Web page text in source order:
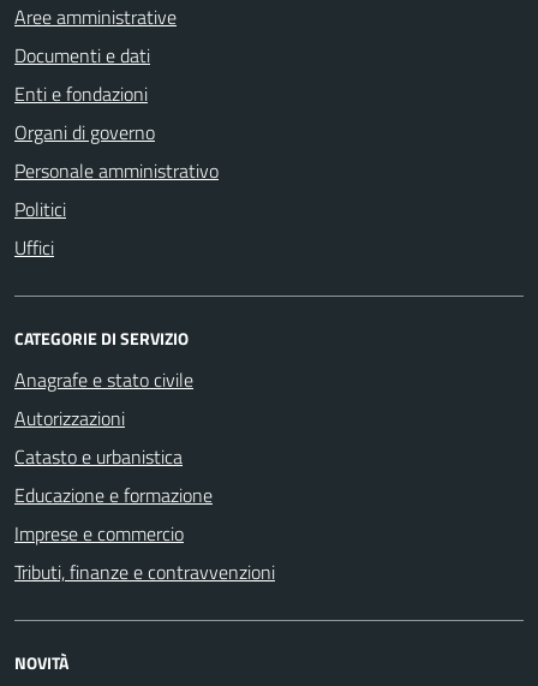
Aree amministrative
Documenti e dati
Enti e fondazioni
Organi di governo
Personale amministrativo
Politici
Uffici
CATEGORIE DI SERVIZIO
Anagrafe e stato civile
Autorizzazioni
Catasto e urbanistica
Educazione e formazione
Imprese e commercio
Tributi, finanze e contravvenzioni
NOVITÀ